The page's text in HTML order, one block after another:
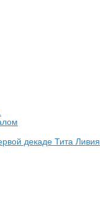
декаде Тита Ливия